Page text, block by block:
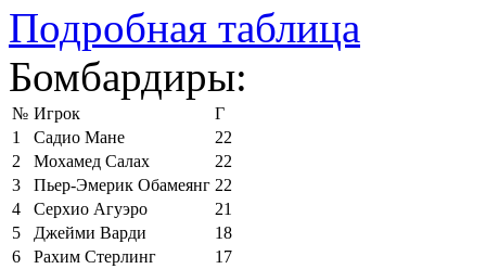
Подробная таблица
Бомбардиры:
№ Игрок
Г
1
Садио Мане
22
2
Мохамед Салах
22
3
Пьер-Эмерик Обамеянг 22
4
Серхио Агуэро
21
5
Джейми Варди
18
6
Рахим Стерлинг
17